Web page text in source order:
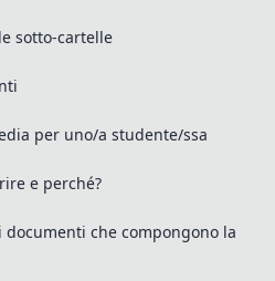
sotto-cartelle
per uno/a studente/ssa
e perché?
documenti che compongono la